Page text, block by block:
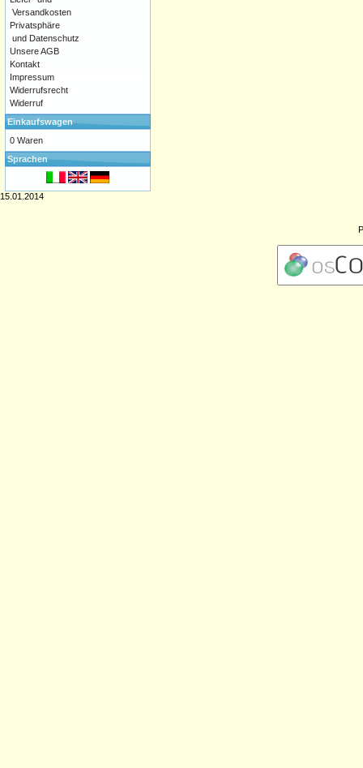
Versandkosten
Privatsphäre
und Datenschutz
Unsere AGB
Kontakt
Impressum
Widerrufsrecht
Widerruf
Einkaufswagen
0 Waren
Sprachen
15.01.2014